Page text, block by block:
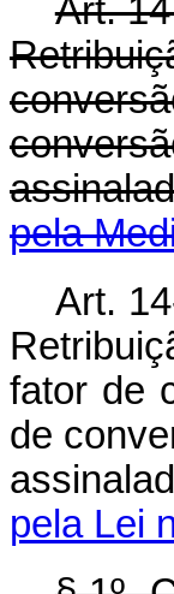
Art.
pela
Art.
fator de
de
pela Lei